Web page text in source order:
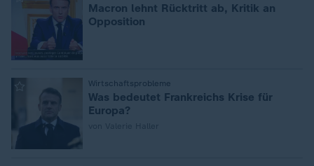
Macron lehnt Rücktritt ab, Kritik an
Opposition
Wirtschaftsprobleme
Was bedeutet Frankreichs Krise für
Europa?